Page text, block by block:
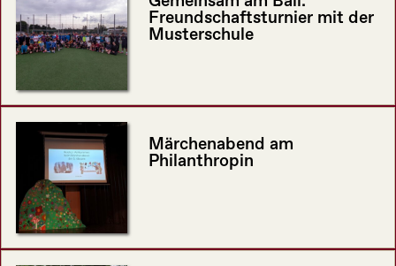
Freundschaftsturnier mit der
Musterschule
Märchenabend am
Philanthropin